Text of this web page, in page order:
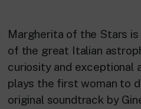
Margherita of the Stars
of the great Italian
curiosity and exceptional
plays the first woman to
original soundtrack by